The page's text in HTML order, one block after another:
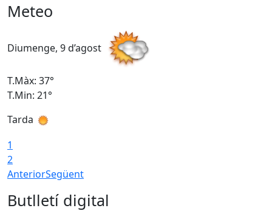
Meteo
Diumenge, 9 d’agost
T.Màx: 37°
T.Min: 21°
Tarda
1
2
AnteriorSegüent
Butlletí digital